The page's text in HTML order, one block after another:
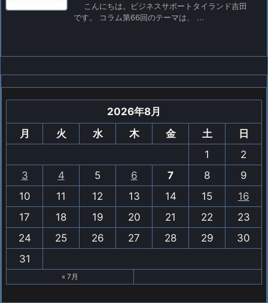
こんにちは。ビジネスサポートタイランド吉田
です。 コラム第66回のテーマは、 ...
2026年8月
月
火 水 木 金 土
日
1
2
3
4 5 6 7 8
9
10
11 12 13 14 15
16
17
18 19 20 21 22
23
24
25 26 27 28 29
30
31
« 7月